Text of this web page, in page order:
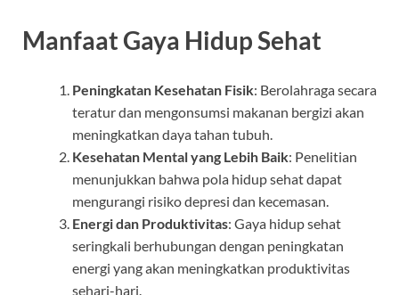
Manfaat Gaya Hidup Sehat
Peningkatan Kesehatan Fisik: Berolahraga secara
teratur dan mengonsumsi makanan bergizi akan
meningkatkan daya tahan tubuh.
Kesehatan Mental yang Lebih Baik: Penelitian
menunjukkan bahwa pola hidup sehat dapat
mengurangi risiko depresi dan kecemasan.
Energi dan Produktivitas: Gaya hidup sehat
seringkali berhubungan dengan peningkatan
energi yang akan meningkatkan produktivitas
sehari-hari.